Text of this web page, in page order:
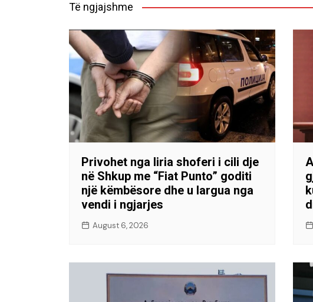
Të ngjajshme
Privohet nga liria shoferi i cili dje
në Shkup me “Fiat Punto” goditi
një këmbësore dhe u largua nga
vendi i ngjarjes
August 6, 2026